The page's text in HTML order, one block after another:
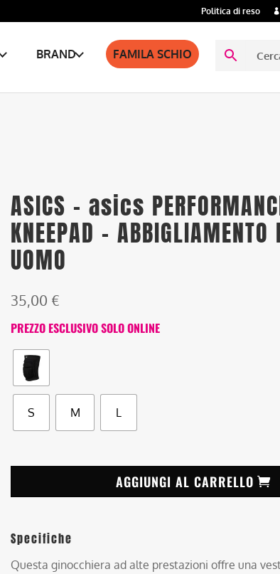
Politica di reso
BRAND FAMILA SCHIO
ASICS – asics
KNEEPAD – ABBIGLIAMENTO
UOMO
35,00 €
PREZZO ESCLUSIVO SOLO ONLINE
S M L
AGGIUNGI AL CARRELLO
Specifiche
Questa ginocchiera ad alte prestazioni offre una